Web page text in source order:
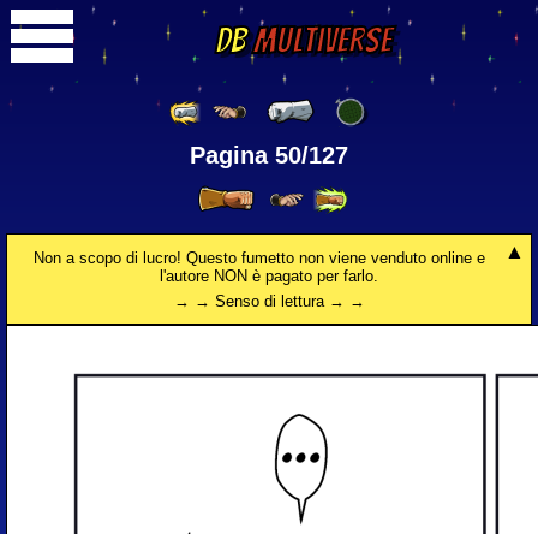
DBMultiverse
Pagina 50/127
Non a scopo di lucro! Questo fumetto non viene venduto online e
l'autore NON è pagato per farlo.
→ → Senso di lettura → →